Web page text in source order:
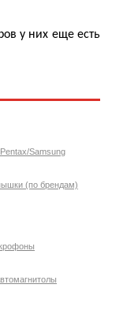
у них еще есть
Samsung
(по брендам)